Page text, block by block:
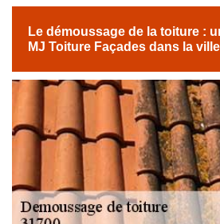
Le démoussage de la toiture :
MJ Toiture Façades dans la